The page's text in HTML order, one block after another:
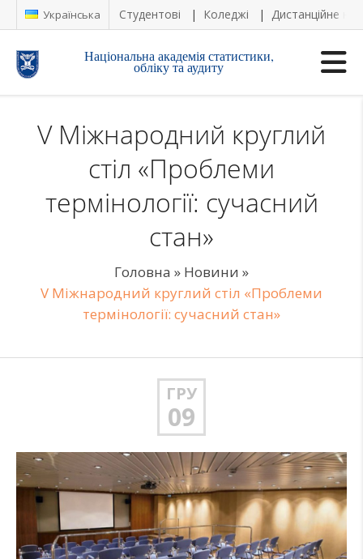
Українська Студентові Коледжі Дистанційне
Національна академія статистики,
обліку та аудиту
V Міжнародний круглий
стіл «Проблеми
термінології: сучасний
стан»
Головна » Новини »
V Міжнародний круглий стіл «Проблеми
термінології: сучасний стан»
ГРУ
09